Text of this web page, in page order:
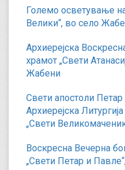
Големо осветување
Велики“, во село
Архиерејска
храмот „Свети
Жабени
Свети апостоли
Архиерејска
„Свети
Воскресна Вечерна
„Свети Петар и